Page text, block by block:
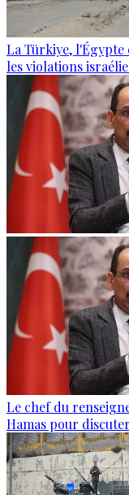
La Türkiye,
les violations
Le chef du
Hamas pour